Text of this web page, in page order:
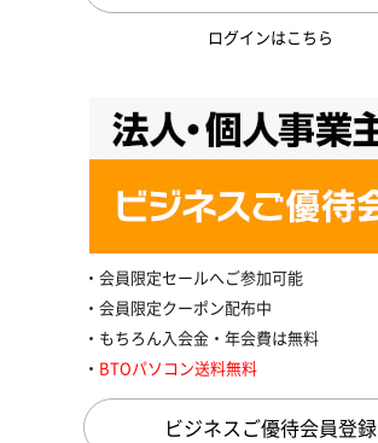
ログインはこちら
会員限定セールへご参加可能
会員限定クーポン配布中
もちろん入会金・年会費は無料
BTOパソコン送料無料
ビジネスご優待会員登録